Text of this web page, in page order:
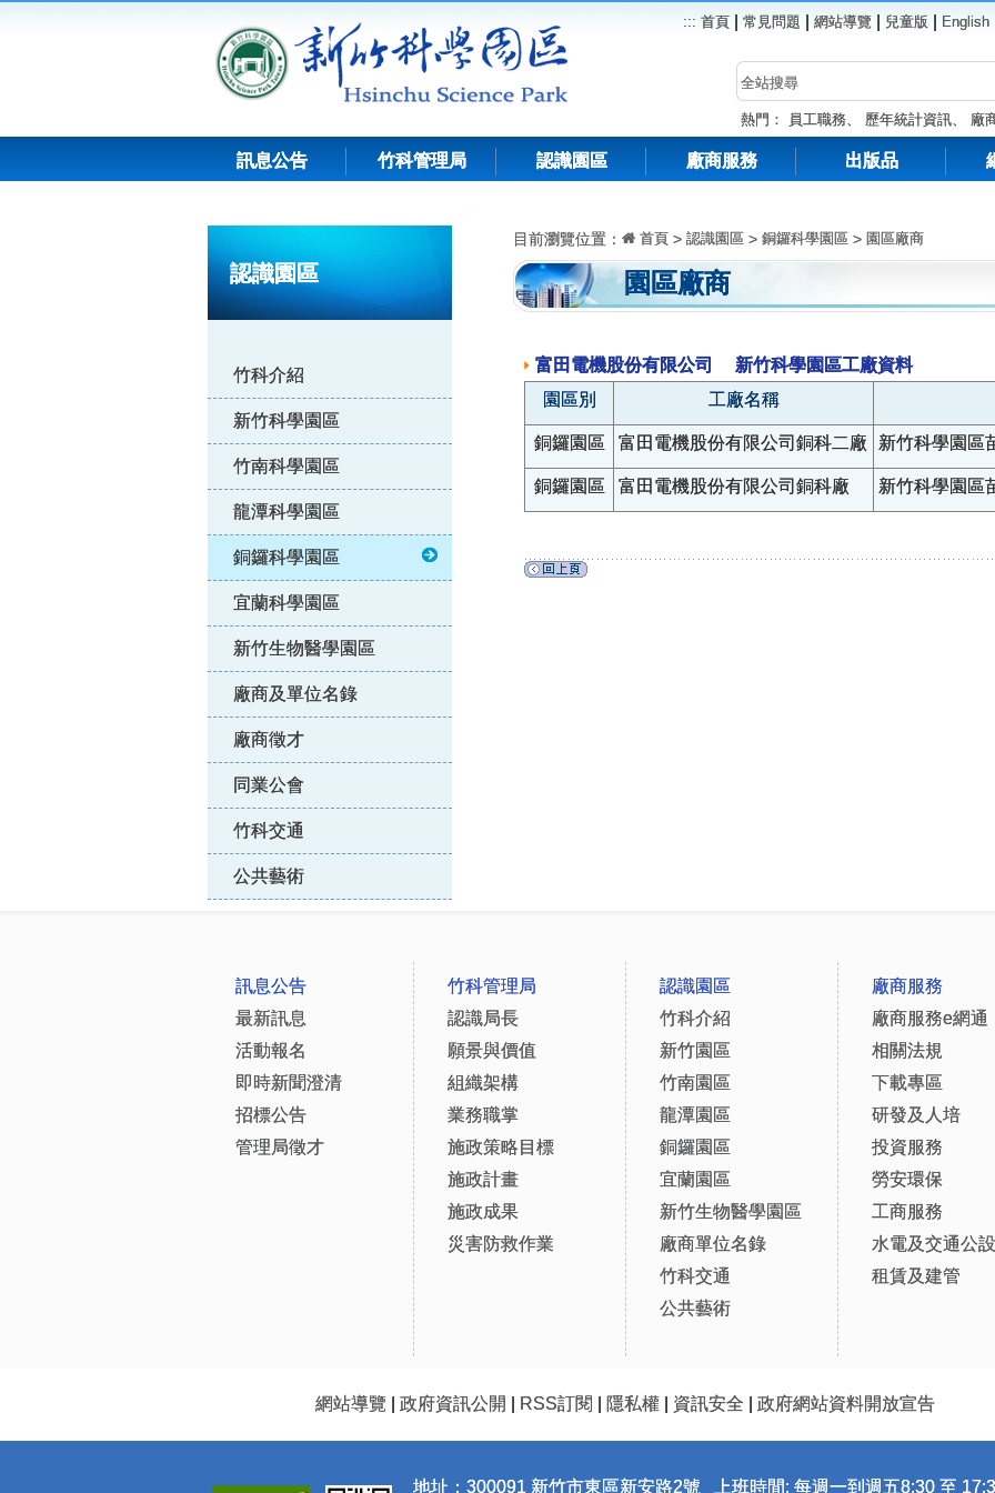
::: 首頁 常見問題 網站導覽 兒童版 English
熱門： 員工職務、 歷年統計資訊、 廠
訊息公告 竹科管理局 認識園區 廠商服務 出版品
認識園區
竹科介紹
新竹科學園區
竹南科學園區
龍潭科學園區
銅鑼科學園區
宜蘭科學園區
新竹生物醫學園區
廠商及單位名錄
廠商徵才
同業公會
竹科交通
公共藝術
目前瀏覽位置： 首頁 > 認識園區 > 銅鑼科學園區 > 園區廠商
園區廠商
富田電機股份有限公司 新竹科學園區工廠資料
園區別
工廠名稱
銅鑼園區 富田電機股份有限公司銅科二廠 新竹科學園區
銅鑼園區 富田電機股份有限公司銅科廠 新竹科學園區
訊息公告
最新訊息
活動報名
即時新聞澄清
招標公告
管理局徵才
竹科管理局
認識局長
願景與價值
組織架構
業務職掌
施政策略目標
施政計畫
施政成果
災害防救作業
認識園區
竹科介紹
新竹園區
竹南園區
龍潭園區
銅鑼園區
宜蘭園區
新竹生物醫學園區
廠商單位名錄
竹科交通
公共藝術
廠商服務
廠商服務e網通
相關法規
下載專區
研發及人培
投資服務
勞安環保
工商服務
水電及交通公設
租賃及建管
網站導覽 政府資訊公開 RSS訂閱 隱私權 資訊安全 政府網站資料開放宣告
地址：300091 新竹市東區新安路2號 上班時間: 每週一到週五8:30 至